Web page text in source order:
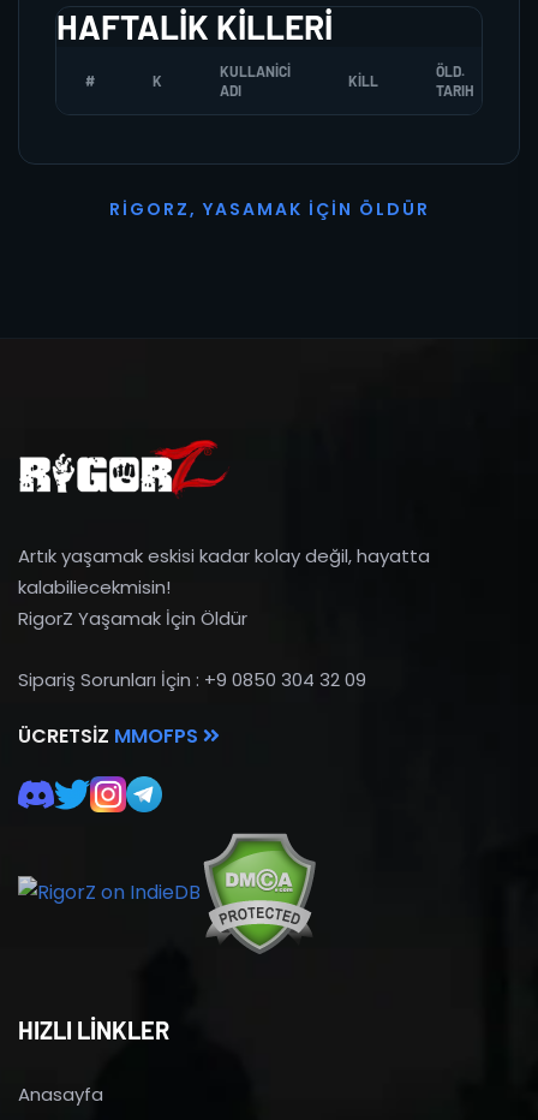
HAFTALIK KILLERI
# K
KULLANICI
ADI
KILL
ÖLD.
TARIH
R I G O R Z, YASAMAK İ ÇI N Ö L D Ü R
Artık yaşamak eskisi kadar kolay değil, hayatta
kalabiliecekmisin!
RigorZ Yaşamak İçin Öldür
Sipariş Sorunları İçin : +9 0850 304 32 09
ÜCRETSIZ MMOFPS
HIZLI LİNKLER
Anasayfa